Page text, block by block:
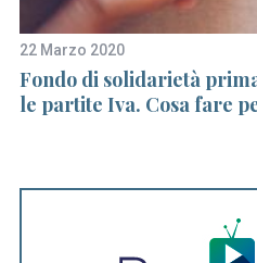
22 Marzo 2020
Fondo di solidarietà
le partite Iva. Cosa fare